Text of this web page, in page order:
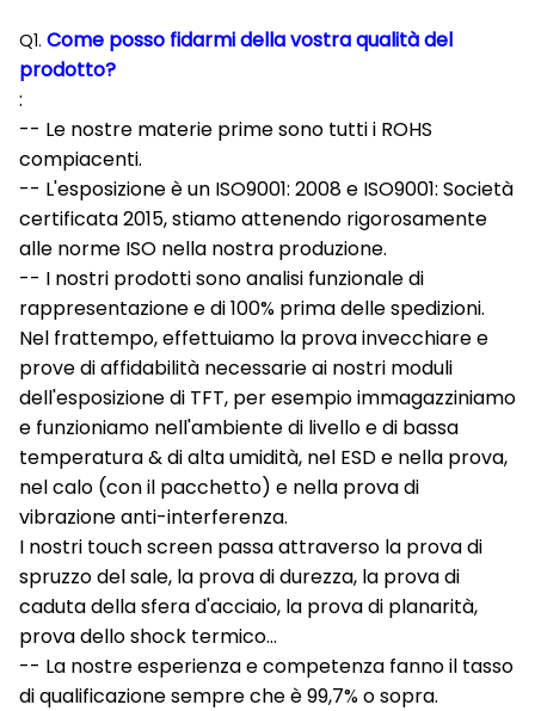
Q1. Come posso fidarmi della vostra qualità del
prodotto?
:
-- Le nostre materie prime sono tutti i ROHS
compiacenti.
-- L'esposizione è un ISO9001: 2008 e ISO9001: Società
certificata 2015, stiamo attenendo rigorosamente
alle norme ISO nella nostra produzione.
-- I nostri prodotti sono analisi funzionale di
rappresentazione e di 100% prima delle spedizioni.
Nel frattempo, effettuiamo la prova invecchiare e
prove di affidabilità necessarie ai nostri moduli
dell'esposizione di TFT, per esempio immagazziniamo
e funzioniamo nell'ambiente di livello e di bassa
temperatura & di alta umidità, nel ESD e nella prova,
nel calo (con il pacchetto) e nella prova di
vibrazione anti-interferenza.
I nostri touch screen passa attraverso la prova di
spruzzo del sale, la prova di durezza, la prova di
caduta della sfera d'acciaio, la prova di planarità,
prova dello shock termico…
-- La nostre esperienza e competenza fanno il tasso
di qualificazione sempre che è 99,7% o sopra.